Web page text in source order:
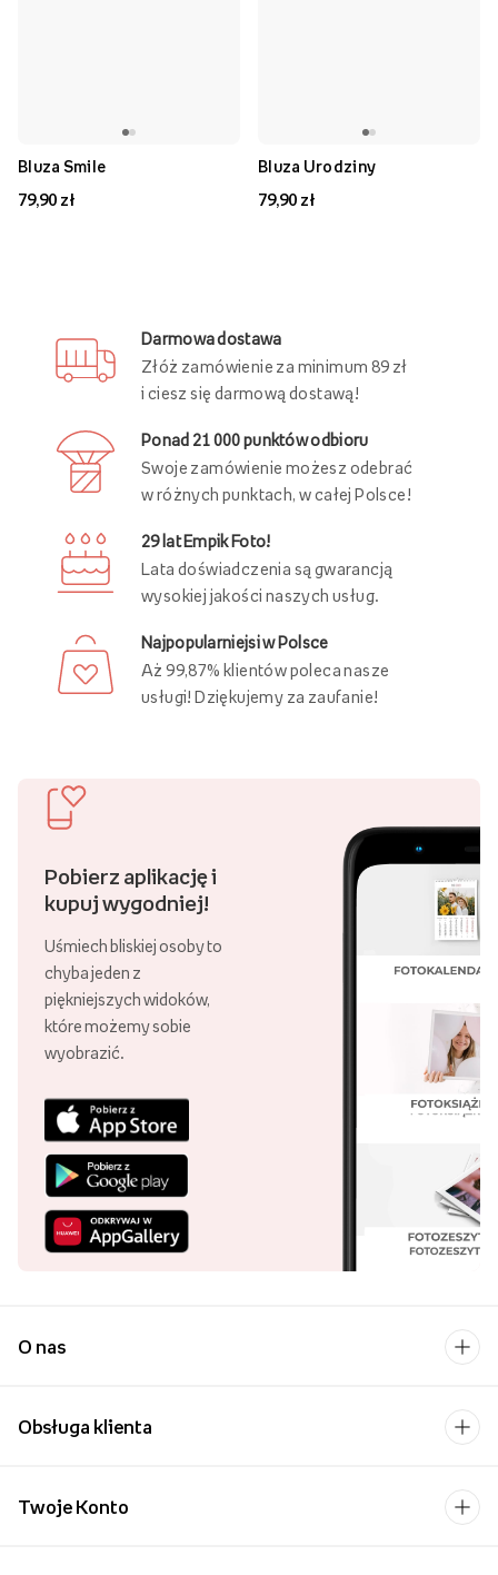
Bluza Smile
79,90 zł
Bluza Urodziny
79,90 zł
Darmowa dostawa
Złóż zamówienie za minimum 89 zł
i ciesz się darmową dostawą!
Ponad 21 000 punktów odbioru
Swoje zamówienie możesz odebrać
w różnych punktach, w całej Polsce!
29 lat Empik Foto!
Lata doświadczenia są gwarancją
wysokiej jakości naszych usług.
Najpopularniejsi w Polsce
Aż 99,87% klientów poleca nasze
usługi! Dziękujemy za zaufanie!
Pobierz aplikację i
kupuj wygodniej!
Uśmiech bliskiej osoby to
chyba jeden z
piękniejszych widoków,
które możemy sobie
wyobrazić.
O nas
Obsługa klienta
Twoje Konto